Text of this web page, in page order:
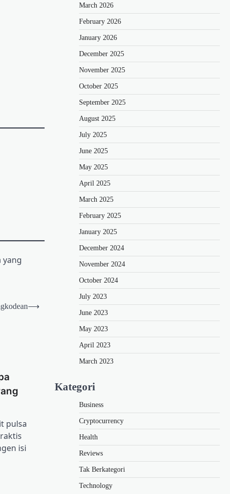
yang
⟶
pulsa
isi
March 2026
February 2026
January 2026
December 2025
November 2025
October 2025
September 2025
August 2025
July 2025
June 2025
May 2025
April 2025
March 2025
February 2025
January 2025
December 2024
November 2024
October 2024
July 2023
June 2023
May 2023
April 2023
March 2023
Kategori
Business
Cryptocurrency
Health
Reviews
Tak Berkategori
Technology